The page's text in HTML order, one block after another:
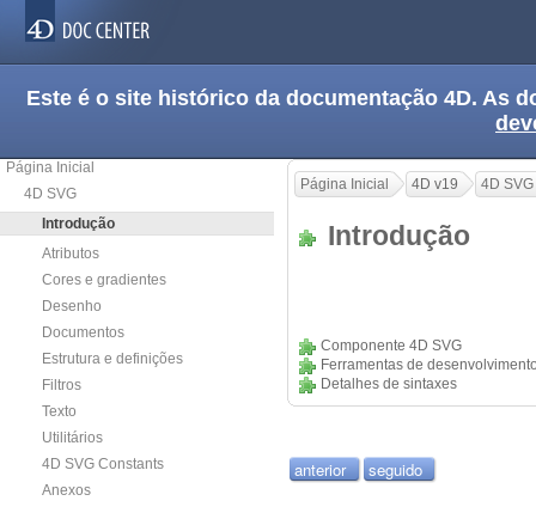
Este é o site histórico da documentação 4D. As
Página Inicial
4D SVG
Introdução
Atributos
Cores e gradientes
Desenho
Documentos
Estrutura e definições
Filtros
Texto
Utilitários
4D SVG Constants
Anexos
Página Inicial 4D v19 4D SVG
Introdução
Componente 4D SVG
Ferramentas de
Detalhes de sintaxes
anterior seguido